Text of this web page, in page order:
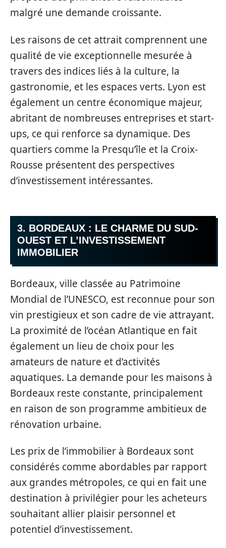
malgré une demande croissante.
Les raisons de cet attrait comprennent une
qualité de vie exceptionnelle mesurée à
travers des indices liés à la culture, la
gastronomie, et les espaces verts. Lyon est
également un centre économique majeur,
abritant de nombreuses entreprises et start-
ups, ce qui renforce sa dynamique. Des
quartiers comme la Presqu’île et la Croix-
Rousse présentent des perspectives
d’investissement intéressantes.
3. BORDEAUX : LE CHARME DU SUD-
OUEST ET L’INVESTISSEMENT
IMMOBILIER
Bordeaux, ville classée au Patrimoine
Mondial de l’UNESCO, est reconnue pour son
vin prestigieux et son cadre de vie attrayant.
La proximité de l’océan Atlantique en fait
également un lieu de choix pour les
amateurs de nature et d’activités
aquatiques. La demande pour les maisons à
Bordeaux reste constante, principalement
en raison de son programme ambitieux de
rénovation urbaine.
Les prix de l’immobilier à Bordeaux sont
considérés comme abordables par rapport
aux grandes métropoles, ce qui en fait une
destination à privilégier pour les acheteurs
souhaitant allier plaisir personnel et
potentiel d’investissement.